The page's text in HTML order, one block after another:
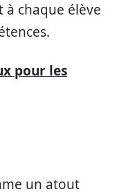
à chaque élève
pour les
un atout